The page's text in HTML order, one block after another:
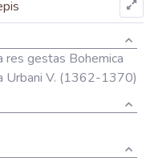
res gestas Bohemica
Urbani V. (1362-1370)